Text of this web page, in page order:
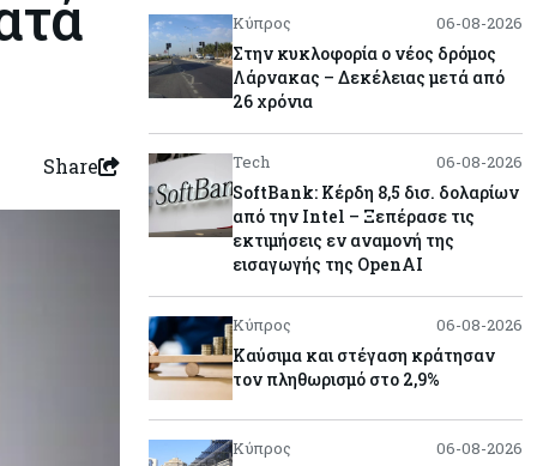
Share
Κύπρος 06-08-2026
Στην κυκλοφορία ο νέος δρόμος
Λάρνακας – Δεκέλειας μετά από
26 χρόνια
Tech 06-08-2026
SoftBank: Κέρδη 8,5 δισ. δολαρίων
από την Intel – Ξεπέρασε τις
εκτιμήσεις εν αναμονή της
εισαγωγής της OpenAI
Κύπρος 06-08-2026
Καύσιμα και στέγαση κράτησαν
τον πληθωρισμό στο 2,9%
Κύπρος 06-08-2026